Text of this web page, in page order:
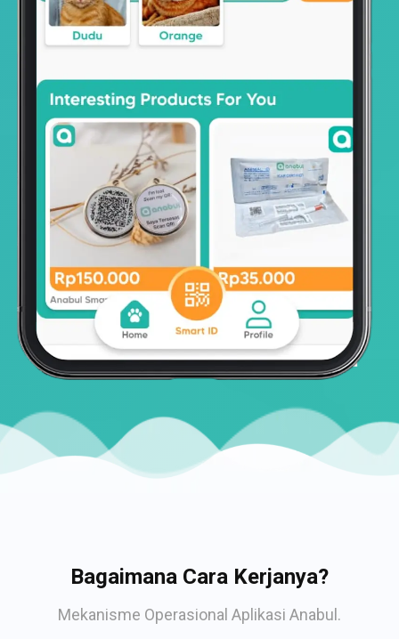
Bagaimana Cara Kerjanya?
Mekanisme Operasional Aplikasi Anabul.